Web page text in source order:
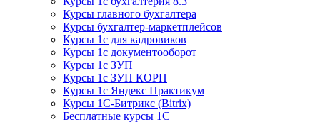
Курсы главного бухгалтера
Курсы бухгалтер-маркетплейсов
Курсы 1с для кадровиков
Курсы 1с документооборот
Курсы 1с ЗУП
Курсы 1с ЗУП КОРП
Курсы 1с Яндекс Практикум
Курсы 1С-Битрикс (Bitrix)
Бесплатные курсы 1С